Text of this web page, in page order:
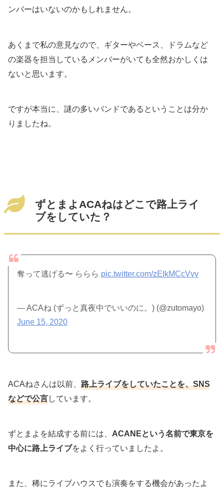
ンバーはいないのかもしれません。
あくまで私の意見なので、ギターやベース、ドラムなど
の楽器を担当しているメンバーがいても全然おかしくは
ないと思います。
ですが本当に、謎の多いバンドであるということは分か
りましたね。
ずとまよACAねはどこで路上ライ
ブをしていた？
奪って逃げる〜 ららら pic.twitter.com/zEIkMCcVvv
— ACAね (ずっと真夜中でいいのに。) (@zutomayo)
June 15, 2020
ACAねさんは以前、路上ライブをしていたことを、SNS
などで公言しています。
ずとまよを結成する前には、 ACANEという名前で東京を
中心に路上ライブをよく行っていましたよ。
また、稀にライブハウスでも演奏をする機会があったよ